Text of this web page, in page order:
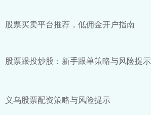
股票买卖平台推荐，低佣金开户指南
股票跟投炒股：新手跟单策略与风险提示
义乌股票配资策略与风险提示